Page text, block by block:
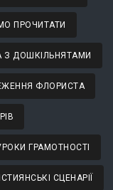
ПРОЧИТАТИ
З ДОШКІЛЬНЯТАМИ
ФЛОРИСТА
ГРАМОТНОСТІ
СЦЕНАРІЇ